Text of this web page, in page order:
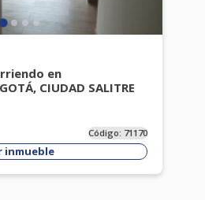
en
CIUDAD SALITRE
Código: 71170
inmueble